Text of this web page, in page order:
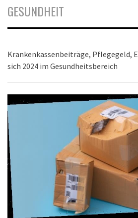
GESUNDHEIT
Krankenkassenbeiträge, Pflegegeld,
sich 2024 im Gesundheitsbereich